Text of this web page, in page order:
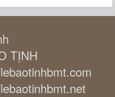
TỊNH